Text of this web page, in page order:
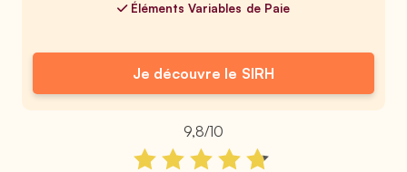
Éléments Variables de Paie
Je découvre le SIRH
9,8/10